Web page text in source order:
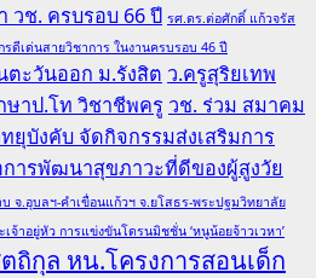
วช. ครบรอบ 66 ปี รศ.ดร.ต่อศักดิ์ แก้วจรัส
ดีเด่นสายวิชาการ ในงานครบรอบ 46 ปี
ะวันออก ม.รังสิต ว.ครูสุริยเทพ
ษาป.โท วิชาชีพครู วช. ร่วม สมาคม
ยุบังคับ จัดกิจกรรมส่งเสริมการ
ารพัฒนาสุขภาวะที่ดีของผู้สูงวัย
จ.อุบลฯ-คำเขื่อนแก้วฯ จ.ยโสธร-พระปฐมวิทยาลัย
าอยู่หัว การแข่งขันโดรนมิชชั่น ‘หนูน้อยจ้าวเวหา’
กุล หน.โครงการสอนเด็ก